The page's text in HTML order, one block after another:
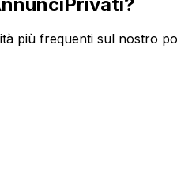
più frequenti sul nostro